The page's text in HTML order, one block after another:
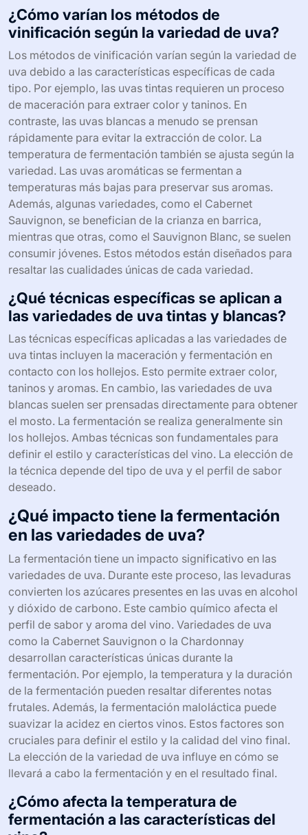
realiza cuando las uvas alcanzan su madurez óptima. El
despalillado separa los tallos de las uvas. Durante la
fermentación, las levaduras convierten los azúcares en
alcohol. El prensado extrae el jugo de las uvas, que
luego se clarifica para eliminar impurezas. Finalmente, el
envejecimiento permite desarrollar sabores y aromas.
Cada variedad de uva puede requerir ajustes en estos
procesos para resaltar sus características únicas.
¿Cómo varían los métodos de
vinificación según la variedad de uva?
Los métodos de vinificación varían según la variedad de
uva debido a las características específicas de cada
tipo. Por ejemplo, las uvas tintas requieren un proceso
de maceración para extraer color y taninos. En
contraste, las uvas blancas a menudo se prensan
rápidamente para evitar la extracción de color. La
temperatura de fermentación también se ajusta según la
variedad. Las uvas aromáticas se fermentan a
temperaturas más bajas para preservar sus aromas.
Además, algunas variedades, como el Cabernet
Sauvignon, se benefician de la crianza en barrica,
mientras que otras, como el Sauvignon Blanc, se suelen
consumir jóvenes. Estos métodos están diseñados para
resaltar las cualidades únicas de cada variedad.
¿Qué técnicas específicas se aplican a
las variedades de uva tintas y blancas?
Las técnicas específicas aplicadas a las variedades de
uva tintas incluyen la maceración y fermentación en
contacto con los hollejos. Esto permite extraer color,
taninos y aromas. En cambio, las variedades de uva
blancas suelen ser prensadas directamente para obtener
el mosto. La fermentación se realiza generalmente sin
los hollejos. Ambas técnicas son fundamentales para
definir el estilo y características del vino. La elección de
la técnica depende del tipo de uva y el perfil de sabor
deseado.
¿Qué impacto tiene la fermentación
en las variedades de uva?
La fermentación tiene un impacto significativo en las
variedades de uva. Durante este proceso, las levaduras
convierten los azúcares presentes en las uvas en alcohol
y dióxido de carbono. Este cambio químico afecta el
perfil de sabor y aroma del vino. Variedades de uva
como la Cabernet Sauvignon o la Chardonnay
desarrollan características únicas durante la
fermentación. Por ejemplo, la temperatura y la duración
de la fermentación pueden resaltar diferentes notas